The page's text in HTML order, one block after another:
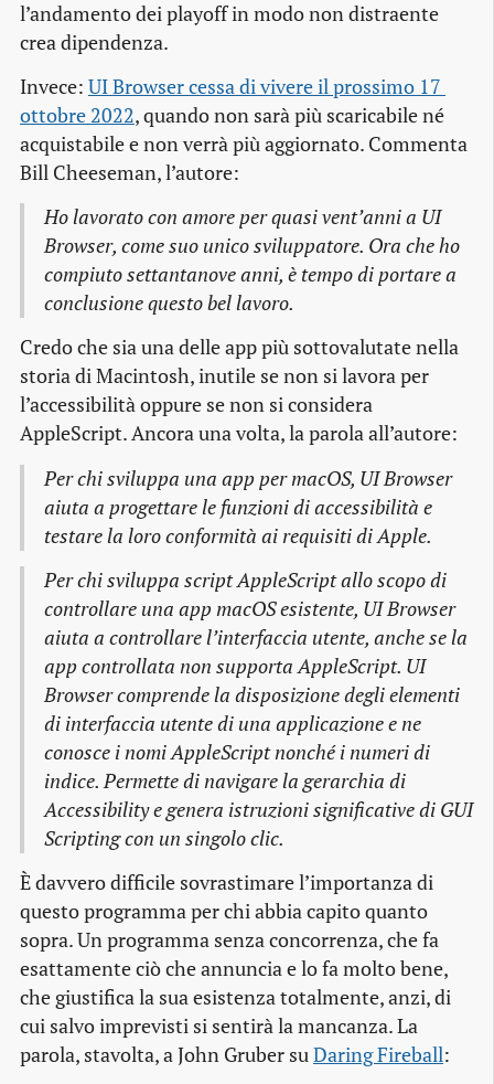
l’andamento dei playoff in modo non distraente
crea dipendenza.
Invece: UI Browser cessa di vivere il prossimo 17
ottobre 2022, quando non sarà più scaricabile né
acquistabile e non verrà più aggiornato. Commenta
Bill Cheeseman, l’autore:
Ho lavorato con amore per quasi vent’anni a UI
Browser, come suo unico sviluppatore. Ora che ho
compiuto settantanove anni, è tempo di portare a
conclusione questo bel lavoro.
Credo che sia una delle app più sottovalutate nella
storia di Macintosh, inutile se non si lavora per
l’accessibilità oppure se non si considera
AppleScript. Ancora una volta, la parola all’autore:
Per chi sviluppa una app per macOS, UI Browser
aiuta a progettare le funzioni di accessibilità e
testare la loro conformità ai requisiti di Apple.
Per chi sviluppa script AppleScript allo scopo di
controllare una app macOS esistente, UI Browser
aiuta a controllare l’interfaccia utente, anche se la
app controllata non supporta AppleScript. UI
Browser comprende la disposizione degli elementi
di interfaccia utente di una applicazione e ne
conosce i nomi AppleScript nonché i numeri di
indice. Permette di navigare la gerarchia di
Accessibility e genera istruzioni significative di GUI
Scripting con un singolo clic.
È davvero difficile sovrastimare l’importanza di
questo programma per chi abbia capito quanto
sopra. Un programma senza concorrenza, che fa
esattamente ciò che annuncia e lo fa molto bene,
che giustifica la sua esistenza totalmente, anzi, di
cui salvo imprevisti si sentirà la mancanza. La
parola, stavolta, a John Gruber suDaring Fireball: